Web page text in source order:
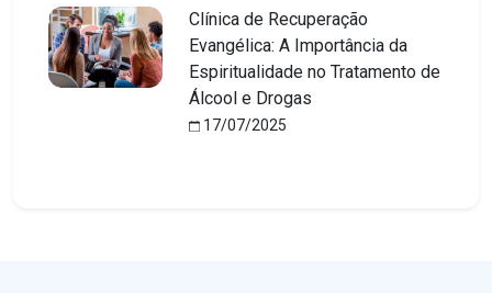
Clínica de Recuperação
Evangélica: A Importância da
Espiritualidade no Tratamento de
Álcool e Drogas
17/07/2025